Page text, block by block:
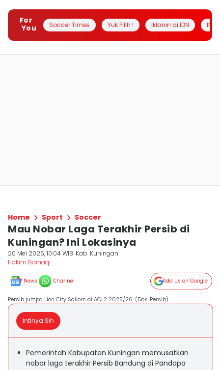
For
You
Soccer Times Yuk Pilih ! Iklanin di IDN
Home Sport Soccer
Mau Nobar Laga Terakhir Persib di
Kuningan? Ini Lokasinya
20 Mei 2026, 10:04 WIB Kab. Kuningan
Hakim Baihaqi
News Channel Add Us on Google
Persib jumpa Lion City Sailors di ACL2 2025/26. (Dok. Persib)
Intinya Sih
Pemerintah Kabupaten Kuningan memusatkan
nobar laga terakhir Persib Bandung di Pandapa